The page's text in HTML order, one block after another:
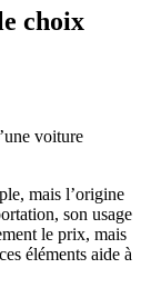
choix
mais l’origine
son usage
le prix, mais
éléments aide à